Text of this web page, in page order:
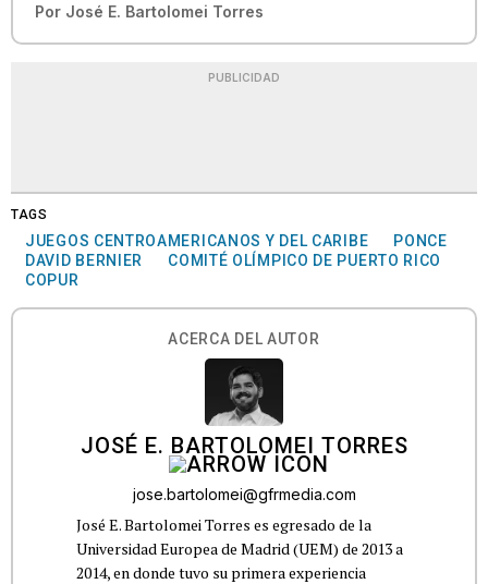
Por José E. Bartolomei Torres
PUBLICIDAD
TAGS
JUEGOS CENTROAMERICANOS Y DEL CARIBE
PONCE
DAVID BERNIER
COMITÉ OLÍMPICO DE PUERTO RICO
COPUR
ACERCA DEL AUTOR
JOSÉ E. BARTOLOMEI TORRES
jose.bartolomei@gfrmedia.com
José E. Bartolomei Torres es egresado de la
Universidad Europea de Madrid (UEM) de 2013 a
2014, en donde tuvo su primera experiencia